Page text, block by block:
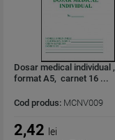
Dosar medical individual ,
format A5, carnet 16 ...
Cod produs: MCNV009
2,42 lei